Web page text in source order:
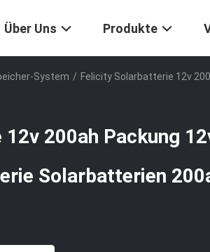
Über Uns Produkte
System / Felicity Solarbatterie 12v
200ah Packung
Solarbatterien